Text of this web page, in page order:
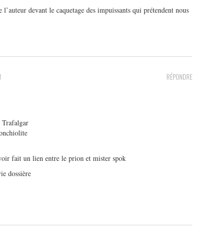
devant le caquetage des impuissants qui prétendent nous
RÉPONDRE
Trafalgar
fait un lien entre le prion et mister spok
dossière